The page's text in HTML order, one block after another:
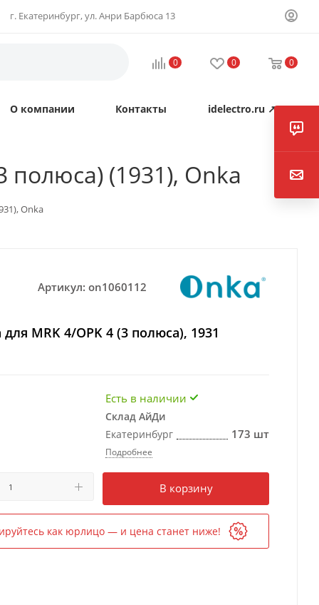
г. Екатеринбург, ул. Анри Барбюса 13
0 0 0
О компании Контакты idelectro.ru ↗
полюса) (1931), Onka
Onka
Артикул: on1060112
MRK 4/OPK 4 (3 полюса), 1931
Есть в наличии
Склад АйДи
Екатеринбург
173 шт
Подробнее
В корзину
как юрлицо — и цена станет ниже!